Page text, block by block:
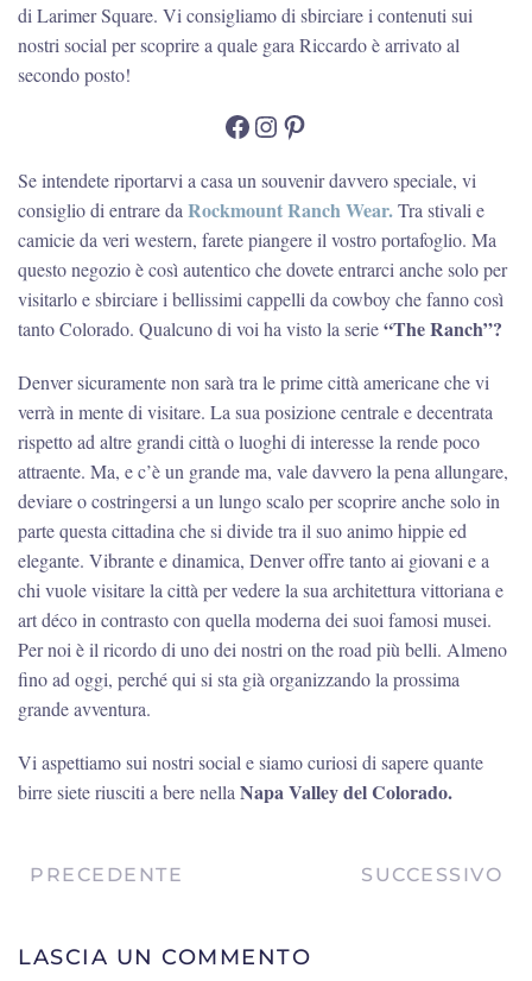
di Larimer Square. Vi consigliamo di sbirciare i contenuti sui
nostri social per scoprire a quale gara Riccardo è arrivato al
secondo posto!
Facebook
Instagram
Pinterest
Se intendete riportarvi a casa un souvenir davvero speciale, vi
consiglio di entrare da Rockmount Ranch Wear.Tra stivali e
camicie da veri western, farete piangere il vostro portafoglio. Ma
questo negozio è così autentico che dovete entrarci anche solo per
visitarlo e sbirciare i bellissimi cappelli da cowboy che fanno così
tanto Colorado. Qualcuno di voi ha visto la serie“The Ranch”?
Denver sicuramente non sarà tra le prime città americane che vi
verrà in mente di visitare. La sua posizione centrale e decentrata
rispetto ad altre grandi città o luoghi di interesse la rende poco
attraente. Ma, e c’è un grande ma, vale davvero la pena allungare,
deviare o costringersi a un lungo scalo per scoprire anche solo in
parte questa cittadina che si divide tra il suo animo hippie ed
elegante. Vibrante e dinamica, Denver offre tanto ai giovani e a
chi vuole visitare la città per vedere la sua architettura vittoriana e
art déco in contrasto con quella moderna dei suoi famosi musei.
Per noi è il ricordo di uno dei nostri on the road più belli. Almeno
fino ad oggi, perché qui si sta già organizzando la prossima
grande avventura.
Vi aspettiamo sui nostri social e siamo curiosi di sapere quante
birre siete riusciti a bere nella Napa Valley del Colorado.
PRECEDENTE SUCCESSIVO
LASCIA UN COMMENTO